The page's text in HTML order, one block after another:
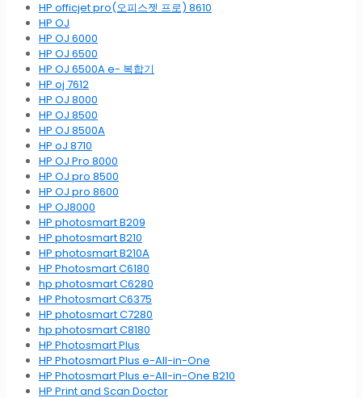
HP officjet pro(오피스젯 프로) 8610
HP OJ
HP OJ 6000
HP OJ 6500
HP OJ 6500A e- 복합기
HP oj 7612
HP OJ 8000
HP OJ 8500
HP OJ 8500A
HP oJ 8710
HP OJ Pro 8000
HP OJ pro 8500
HP OJ pro 8600
HP OJ8000
HP photosmart B209
HP photosmart B210
HP photosmart B210A
HP Photosmart C6180
hp photosmart C6280
HP Photosmart C6375
HP photosmart C7280
hp photosmart C8180
HP Photosmart Plus
HP Photosmart Plus e-All-in-One
HP Photosmart Plus e-All-in-One B210
HP Print and Scan Doctor